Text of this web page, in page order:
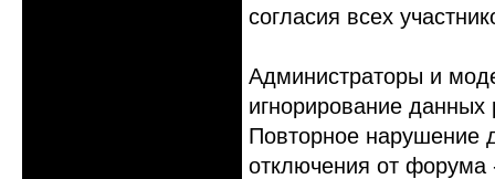
согласия всех
Администраторы и
игнорирование
Повторное нарушение
отключения от форума